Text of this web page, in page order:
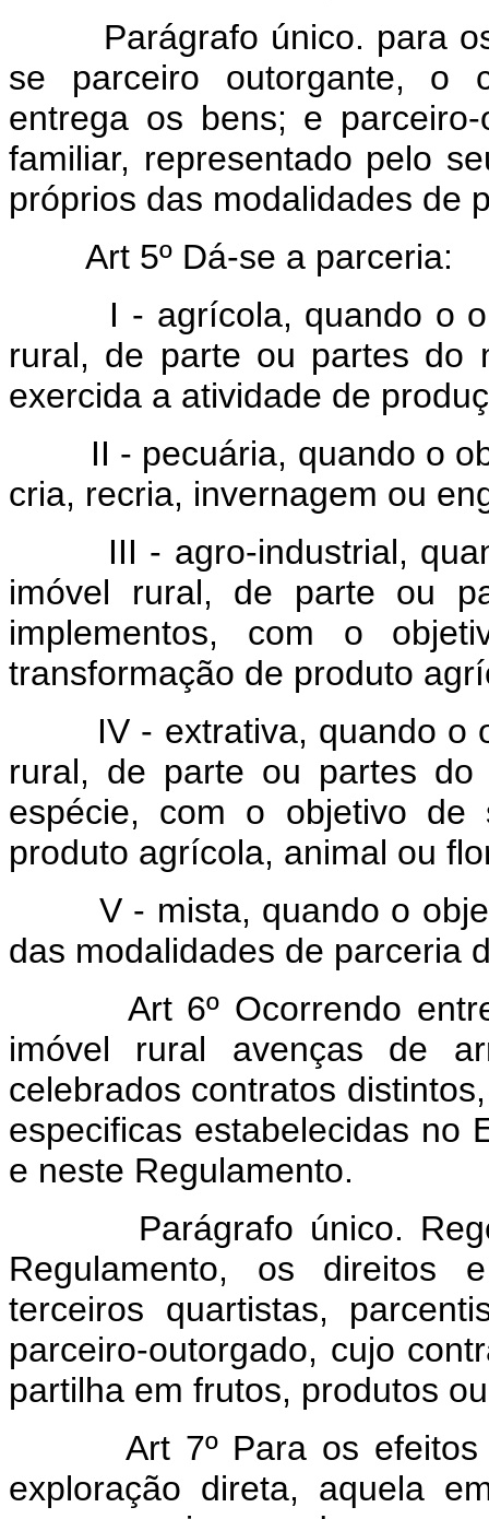
Parágrafo único. para os
se parceiro outorgante, o
entrega os bens; e
familiar, representado pelo
próprios das modalidades de
Art 5º Dá-se a parceria:
I - agrícola, quando o
rural, de parte ou partes do
exercida a atividade de
II - pecuária, quando o
cria, recria, invernagem ou
III - agro-industrial,
imóvel rural, de parte ou
implementos, com o
transformação de produto
IV - extrativa, quando o
rural, de parte ou partes
espécie, com o objetivo de
produto agrícola, animal ou
V - mista, quando o
das modalidades de parceria
Art 6º Ocorrendo
imóvel rural avenças de
celebrados contratos
especificas estabelecidas no
e neste Regulamento.
Parágrafo único. Reger-
Regulamento, os direitos
terceiros quartistas,
parceiro-outorgado, cujo
partilha em frutos, produtos
Art 7º Para os
exploração direta, aquela